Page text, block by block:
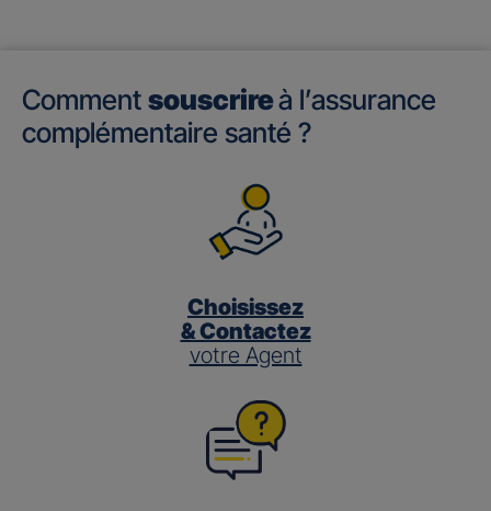
Comment souscrireà l’assurance
complémentaire santé ?
Choisissez
& Contactez
votre Agent